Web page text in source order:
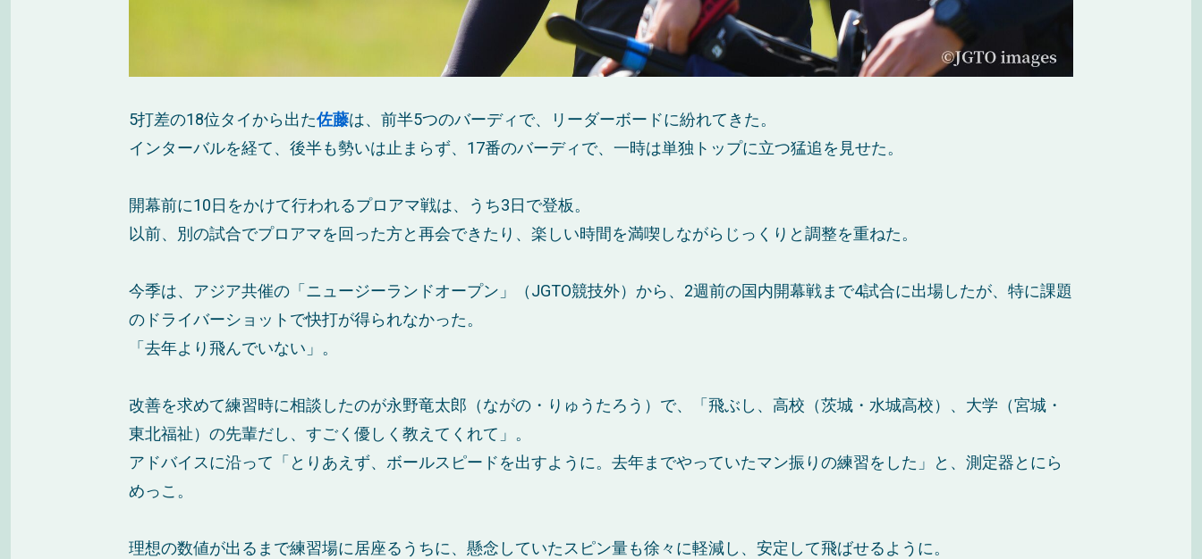
5打差の18位タイから出た佐藤は、前半5つのバーディで、リーダーボードに紛れてきた。
インターバルを経て、後半も勢いは止まらず、17番のバーディで、一時は単独トップに立つ猛追を見せた。
開幕前に10日をかけて行われるプロアマ戦は、うち3日で登板。
以前、別の試合でプロアマを回った方と再会できたり、楽しい時間を満喫しながら じっくりと調整を重ねた。
今季は、アジア共催の「ニュージーランドオープン」（JGTO競技外）から、2週前の国内開幕戦まで4試合に出場したが、特に課題
のドライバーショットで快打が得られなかった。
「去年より飛んでいない」。
改善を求めて練習時に相談したのが永野竜太郎（ながの・りゅうたろう）で、「飛ぶし、高校（茨城・水城高校）、大学（宮城・
東北福祉）の先輩だし、すごく優しく教えてくれて」。
アドバイスに沿って「とりあえず、ボールスピードを出すように。去年までやっていたマン振りの練習をした」と、測定器とにら
めっこ。
理想の数値が出るまで練習場に居座るうちに、懸念していたスピン量も徐々に軽減し、安定して飛ばせるように。